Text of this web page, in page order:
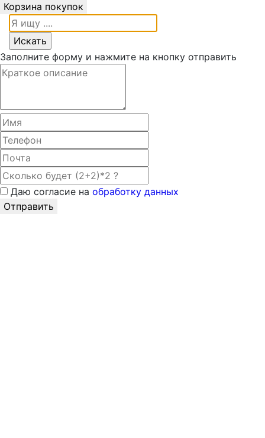
Корзина покупок
Заполните форму и нажмите на кнопку отправить
Даю согласие на обработку данных
Отправить